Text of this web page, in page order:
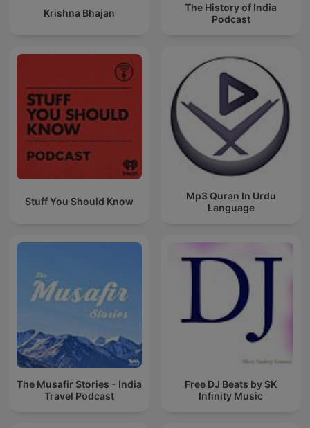
Krishna Bhajan
The History of India
Podcast
Stuff You Should Know
Mp3 Quran In Urdu
Language
The Musafir Stories - India
Travel Podcast
Free DJ Beats by SK
Infinity Music